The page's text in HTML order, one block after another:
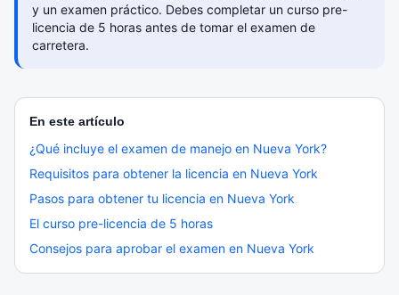
y un examen práctico. Debes completar un curso pre-
licencia de 5 horas antes de tomar el examen de
carretera.
En este artículo
¿Qué incluye el examen de manejo en Nueva York?
Requisitos para obtener la licencia en Nueva York
Pasos para obtener tu licencia en Nueva York
El curso pre-licencia de 5 horas
Consejos para aprobar el examen en Nueva York